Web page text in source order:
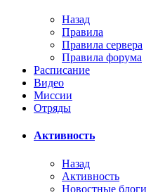
Назад
Правила
Правила сервера
Правила форума
Расписание
Видео
Миссии
Отряды
Активность
Назад
Активность
Новостные блоги